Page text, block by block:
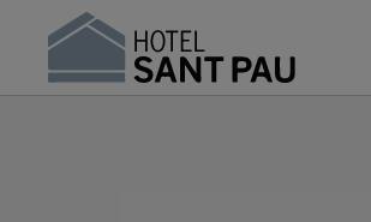
Hotel Sostenible amb Certificació Biosphere | Sant Pau